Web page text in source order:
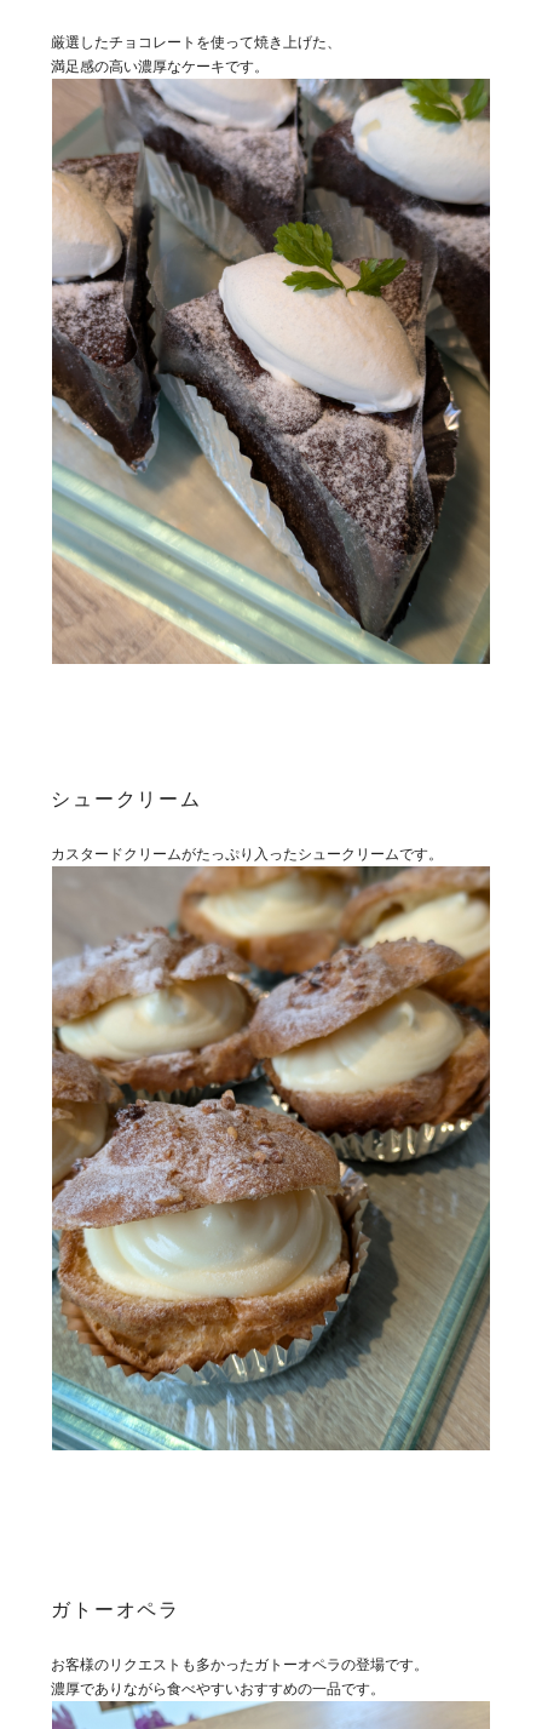
厳選したチョコレートを使って焼き上げた、
満足感の高い濃厚なケーキです。
シュークリーム
カスタードクリームがたっぷり入ったシュークリームです。
ガトーオペラ
お客様のリクエストも多かったガトーオペラの登場です。
濃厚でありながら食べやすいおすすめの一品です。